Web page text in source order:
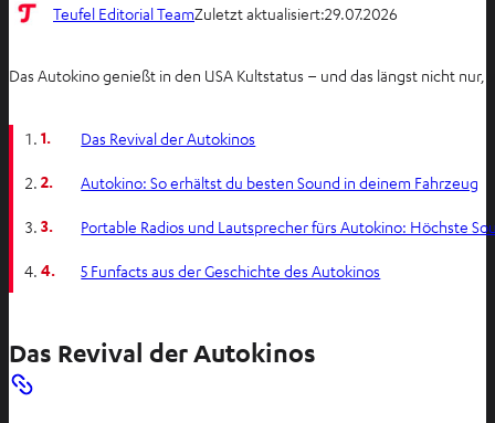
Teufel Editorial TeamZuletzt aktualisiert:29.07.2026
Das Autokino genießt in den USA Kultstatus – und das längst nicht
1. Das Revival der Autokinos
2. Autokino: So erhältst du besten Sound in deinem Fahrzeug
3. Portable Radios und Lautsprecher fürs Autokino: Höchste
4. 5 Funfacts aus der Geschichte des Autokinos
Das Revival der Autokinos